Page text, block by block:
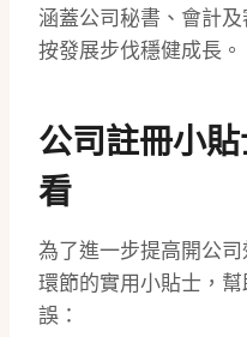
涵蓋公司秘書、會計
按發展步伐穩健成長。
公司註冊小
看
為了進一步提高開公
環節的實用小貼士，
誤：